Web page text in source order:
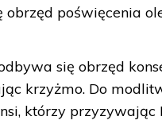
obrzęd poświęcenia
się obrzęd
krzyżmo. Do
którzy